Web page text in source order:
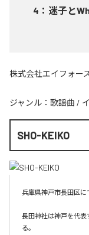
4 ： 迷子と
株式会社エイフォー
ジャンル： 歌謡曲 /
SHO-KEIKO
兵庫県神戸市長田区に
長田神社は神戸を代
る。